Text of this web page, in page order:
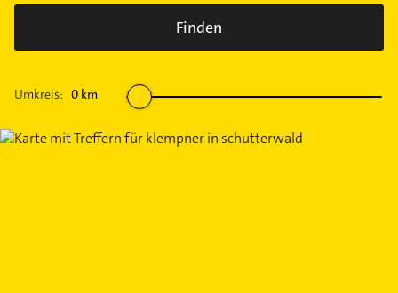
Finden
Umkreis: 0 km